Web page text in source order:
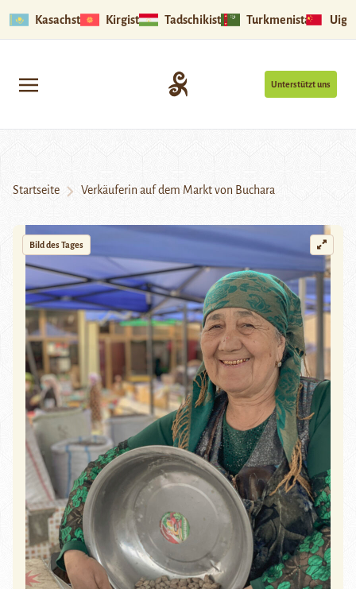
Kasachstan Kirgistan Tadschikistan Turkmenistan
Unterstützt uns
Startseite Verkäuferin auf dem Markt von Buchara
Bild des Tages